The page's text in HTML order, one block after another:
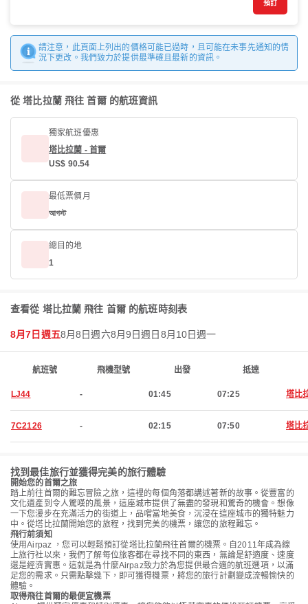
預訂
請注意，此頁面上列出的價格可能已過時，且可能在未事先通知的情
況下更改。我們致力於提供最準確且最新的資訊。
從 塔比拉蘭 飛往 首爾 的航班資訊
獨家航班優惠
塔比拉蘭 - 首爾
US$ 90.54
最低票價月
আগস্ট
總目的地
1
查看從 塔比拉蘭 飛往 首爾 的航班時刻表
8月7日週五8月8日週六8月9日週日 8月10日週一
航班號 飛機型號 出發 抵達
LJ44 - 01:45 07:25 塔比
7C2126 - 02:15 07:50 塔比
找到最佳旅行並獲得完美的旅行體驗
開始您的首爾之旅
踏上前往首爾的難忘冒險之旅，這裡的每個角落都講述著新的故事。從豐富的
文化遺產到令人驚嘆的風景，這座城市提供了無盡的發現和驚奇的機會。想像
一下您漫步在充滿活力的街道上，品嚐當地美食，沉浸在這座城市的獨特魅力
中。從塔比拉蘭開始您的旅程，找到完美的機票，讓您的旅程難忘。
飛行前須知
使用Airpaz ，您可以輕鬆預訂從塔比拉蘭飛往首爾的機票。自2011年成為線
上旅行社以來，我們了解每位旅客都在尋找不同的東西，無論是舒適度、速度
還是經濟實惠。這就是為什麼Airpaz致力於為您提供最合適的航班選項，以滿
足您的需求。只需點擊幾下，即可獲得機票，將您的旅行計劃變成流暢愉快的
體驗。
取得飛往首爾的最便宜機票